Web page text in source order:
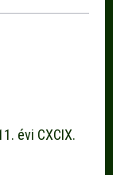
évi CXCIX.